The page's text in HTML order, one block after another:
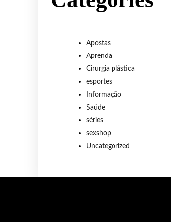
Apostas
Aprenda
Cirurgia plástica
esportes
Informação
Saúde
séries
sexshop
Uncategorized